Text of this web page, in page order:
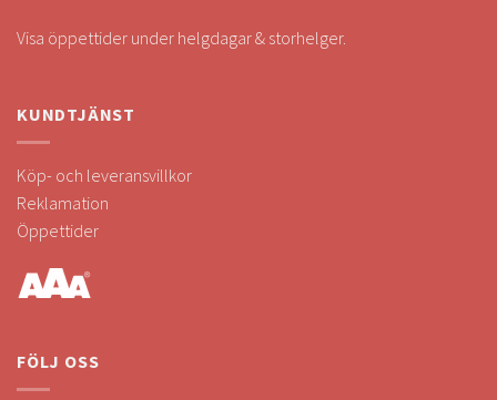
Visa öppettider under helgdagar & storhelger.
KUNDTJÄNST
Köp- och leveransvillkor
Reklamation
Öppettider
FÖLJ OSS